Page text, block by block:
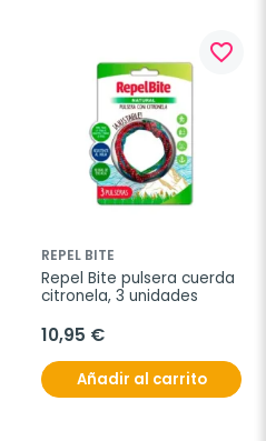
favorite_border
REPEL BITE
Repel Bite pulsera cuerda
citronela, 3 unidades
10,95 €
Añadir al carrito